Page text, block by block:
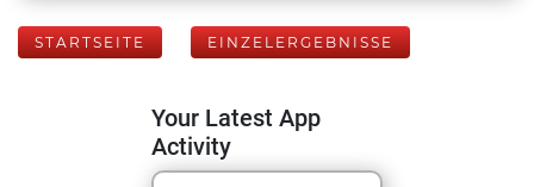
STARTSEITE EINZELERGEBNISSE
Your Latest App
Activity